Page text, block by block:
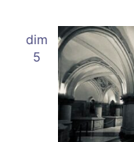
dim
5